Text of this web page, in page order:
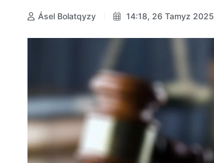
Ásel Bolatqyzy 14:18, 26 Tamyz 2025